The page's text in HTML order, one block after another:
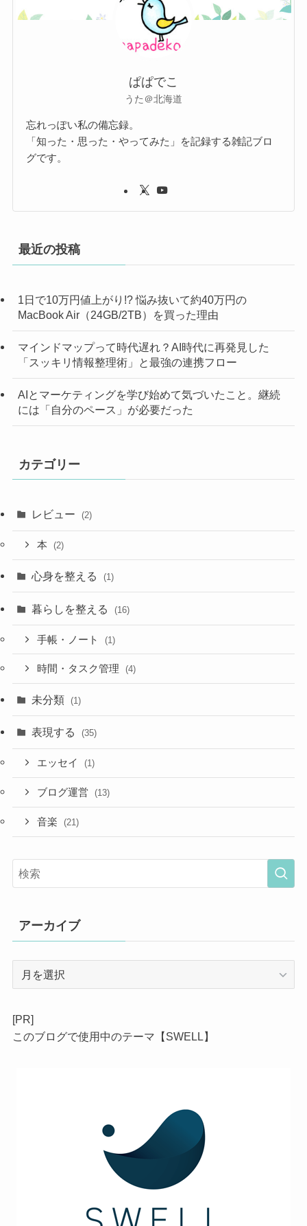
ぱぱでこ
うた＠北海道
忘れっぽい私の備忘録。
「知った・思った・やってみた」を記録する雑記ブロ
グです。
最近の投稿
1日で10万円値上がり!? 悩み抜いて約40万円の
MacBook Air（24GB/2TB）を買った理由
マインドマップって時代遅れ？AI時代に再発見した
「スッキリ情報整理術」と最強の連携フロー
AIとマーケティングを学び始めて気づいたこと。継続
には「自分のペース」が必要だった
カテゴリー
レビュー (2)
本 (2)
心身を整える (1)
暮らしを整える (16)
手帳・ノート (1)
時間・タスク管理 (4)
未分類 (1)
表現する (35)
エッセイ (1)
ブログ運営 (13)
音楽 (21)
アーカイブ
イ
ブ
[PR]
このブログで使用中のテーマ【SWELL】